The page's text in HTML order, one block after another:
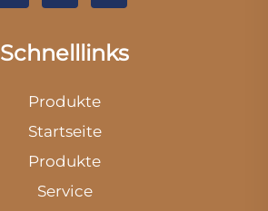
Schnelllinks
Produkte
Startseite
Produkte
Service